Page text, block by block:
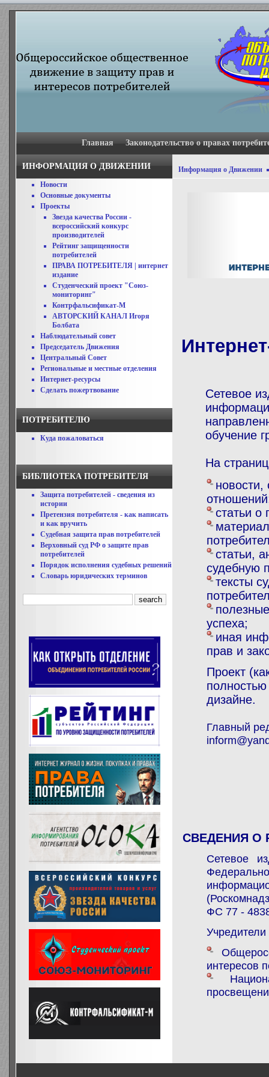
Главная Законодательство о правах
ИНФОРМАЦИЯ О ДВИЖЕНИИ
Новости
Основные документы
Проекты
Звезда качества России -
всероссийский конкурс
производителей
Рейтинг защищенности
потребителей
ПРАВА ПОТРЕБИТЕЛЯ | интернет
издание
Студенческий проект "Союз-
мониторинг"
Контрфальсификат-М
АВТОРСКИЙ КАНАЛ Игоря
Болбата
Наблюдательный совет
Председатель Движения
Центральный Совет
Региональные и местные отделения
Интернет-ресурсы
Сделать пожертвование
ПОТРЕБИТЕЛЮ
Куда пожаловаться
БИБЛИОТЕКА ПОТРЕБИТЕЛЯ
Защита потребителей - сведения из
истории
Претензия потребителя - как написать
и как вручить
Судебная защита прав потребителей
Верховный суд РФ о защите прав
потребителей
Порядок исполнения судебных решений
Словарь юридических терминов
Информация о Движении
Сетевое
обучение
На
новости,
статьи о
статьи,
судебную
тексты
успеха;
иная
прав и
Проект
дизайне.
Главный
СВЕДЕНИЯ О
Сетевое
ФС 77 -
интересов